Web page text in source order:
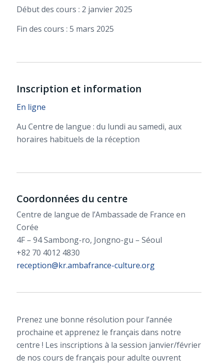
Début des cours : 2 janvier 2025
Fin des cours : 5 mars 2025
Inscription et information
En ligne
Au Centre de langue : du lundi au samedi, aux
horaires habituels de la réception
Coordonnées du centre
Centre de langue de l’Ambassade de France en
Corée
4F – 94 Sambong-ro, Jongno-gu – Séoul
+82 70 4012 4830
reception@kr.ambafrance-culture.org
Prenez une bonne résolution pour l’année
prochaine et apprenez le français dans notre
centre ! Les inscriptions à la session janvier/février
de nos cours de français pour adulte ouvrent